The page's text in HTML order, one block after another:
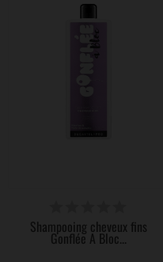
Shampooing cheveux fins
Gonflée A Bloc...